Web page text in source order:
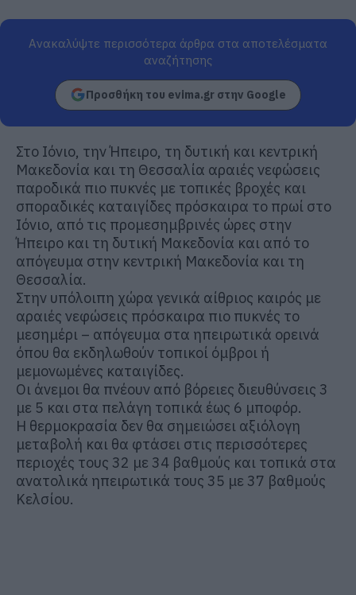
Ανακαλύψτε περισσότερα άρθρα στα αποτελέσματα
αναζήτησης
Προσθήκη του evima.gr στην Google
Στο Ιόνιο, την Ήπειρο, τη δυτική και κεντρική
Μακεδονία και τη Θεσσαλία αραιές νεφώσεις
παροδικά πιο πυκνές με τοπικές βροχές και
σποραδικές καταιγίδες πρόσκαιρα το πρωί στο
Ιόνιο, από τις προμεσημβρινές ώρες στην
Ήπειρο και τη δυτική Μακεδονία και από το
απόγευμα στην κεντρική Μακεδονία και τη
Θεσσαλία.
Στην υπόλοιπη χώρα γενικά αίθριος καιρός με
αραιές νεφώσεις πρόσκαιρα πιο πυκνές το
μεσημέρι – απόγευμα στα ηπειρωτικά ορεινά
όπου θα εκδηλωθούν τοπικοί όμβροι ή
μεμονωμένες καταιγίδες.
Οι άνεμοι θα πνέουν από βόρειες διευθύνσεις 3
με 5 και στα πελάγη τοπικά έως 6 μποφόρ.
Η θερμοκρασία δεν θα σημειώσει αξιόλογη
μεταβολή και θα φτάσει στις περισσότερες
περιοχές τους 32 με 34 βαθμούς και τοπικά στα
ανατολικά ηπειρωτικά τους 35 με 37 βαθμούς
Κελσίου.